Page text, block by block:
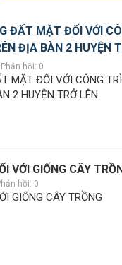
ĐẤT MẶT ĐỐI VỚI
ĐỊA BÀN 2 HUYỆN
Phản hồi: 0
MẶT ĐỐI VỚI CÔNG
2 HUYỆN TRỞ LÊN
VỚI GIỐNG CÂY
hồi: 0
GIỐNG CÂY TRỒNG